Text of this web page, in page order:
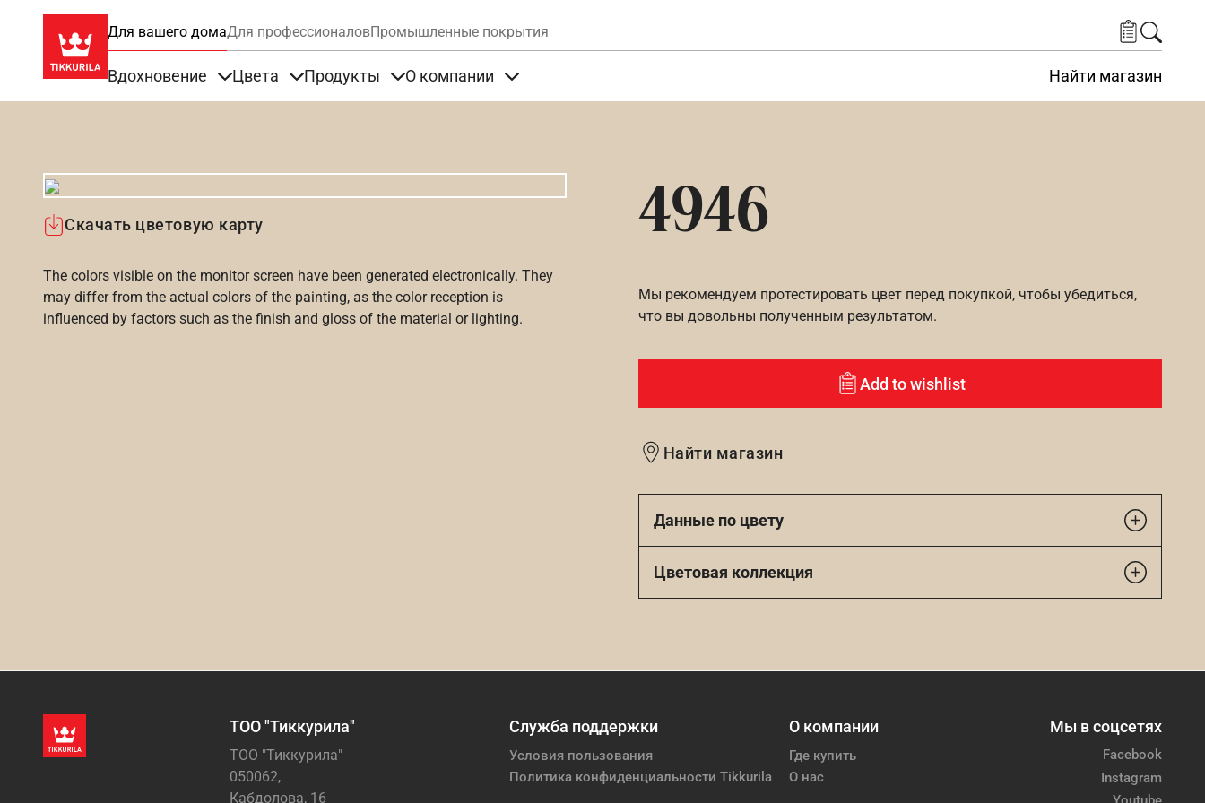
Для вашего домаДля профессионаловПромышленные покрытия
Вдохновение Цвета Продукты О компании Найти магазин
4946
Скачать цветовую карту
The colors visible on the monitor screen have been generated electronically. They
may differ from the actual colors of the painting, as the color reception is
influenced by factors such as the finish and gloss of the material or lighting.
Мы рекомендуем протестировать цвет перед покупкой, чтобы убедиться,
что вы довольны полученным результатом.
Add to wishlist
Найти магазин
Данные по цвету
Цветовая коллекция
ТОО "Тиккурила"
ТОО "Тиккурила"
050062,
Кабдолова, 16
Служба поддержки
Условия пользования
Политика конфиденциальности Tikkurila
О компании
Где купить
О нас
Мы в соцсетях
Facebook
Instagram